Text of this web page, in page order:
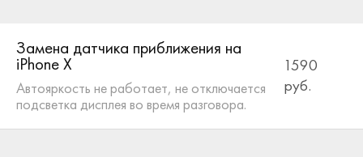
Замена датчика приближения на
iPhone X
Автояркость не работает, не отключается
подсветка дисплея во время разговора.
1590
руб.